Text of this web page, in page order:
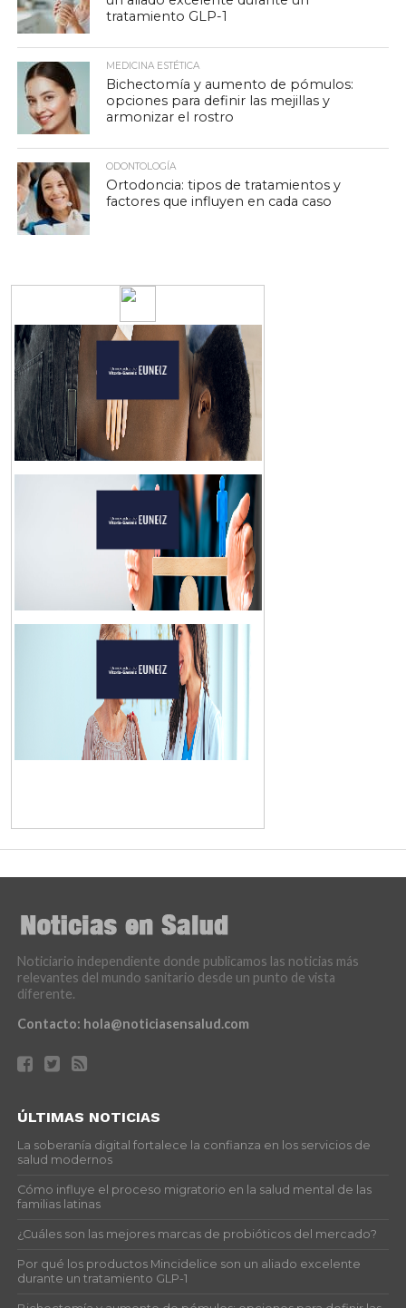
tratamiento GLP-1
MEDICINA ESTÉTICA
Bichectomía y aumento de pómulos:
opciones para definir las mejillas y
armonizar el rostro
ODONTOLOGÍA
Ortodoncia: tipos de tratamientos y
factores que influyen en cada caso
Noticiario independiente donde publicamos las noticias más
relevantes del mundo sanitario desde un punto de vista
diferente.
Contacto: hola@noticiasensalud.com
ÚLTIMAS NOTICIAS
La soberanía digital fortalece la confianza en los servicios de
salud modernos
Cómo influye el proceso migratorio en la salud mental de las
familias latinas
¿Cuáles son las mejores marcas de probióticos del mercado?
Por qué los productos Mincidelice son un aliado excelente
durante un tratamiento GLP-1